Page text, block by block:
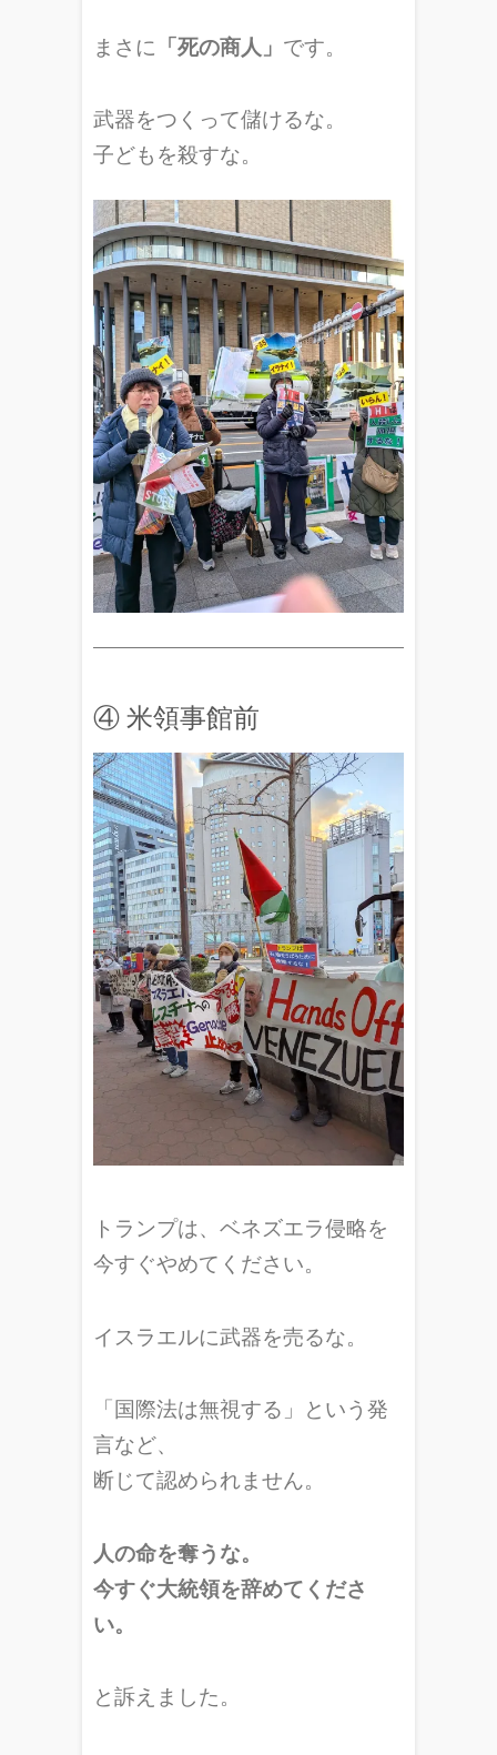
まさに 「死の商人」 です。
武器をつくって儲けるな。
子どもを殺すな。
④ 米領事館前
トランプは、ベネズエラ侵略を
今すぐやめてください。
イスラエルに武器を売るな。
「国際法は無視する」という発
言など、
断じて認められません。
人の命を奪うな。
今すぐ大統領を辞めてくださ
い。
と訴えました。